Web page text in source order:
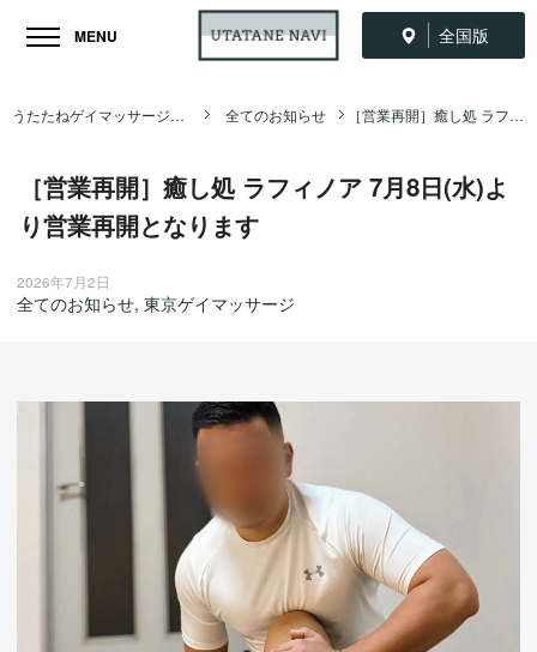
全国版
MENU
うたたねゲイマッサージ全国ナビ TOP 全てのお知らせ ［営業再開］癒し処 ラフィノア 7月8日(水)より営業再開となります
［営業再開］癒し処 ラフィノア 7月8日(水)よ
り営業再開となります
2026年7月2日
全てのお知らせ, 東京ゲイマッサージ